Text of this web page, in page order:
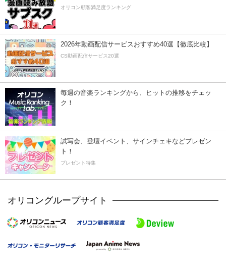
オリコン顧客満足度ランキング
2026年動画配信サービスおすすめ40選【徹底比較】
CS動画配信サービス20選
毎週の音楽ランキングから、ヒットの推移をチェッ
ク！
試写会、登壇イベント、サインチェキなどプレゼン
ト！
プレゼント特集
オリコングループサイト